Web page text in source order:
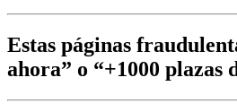
Estas páginas
ahora” o “+1000 plazas